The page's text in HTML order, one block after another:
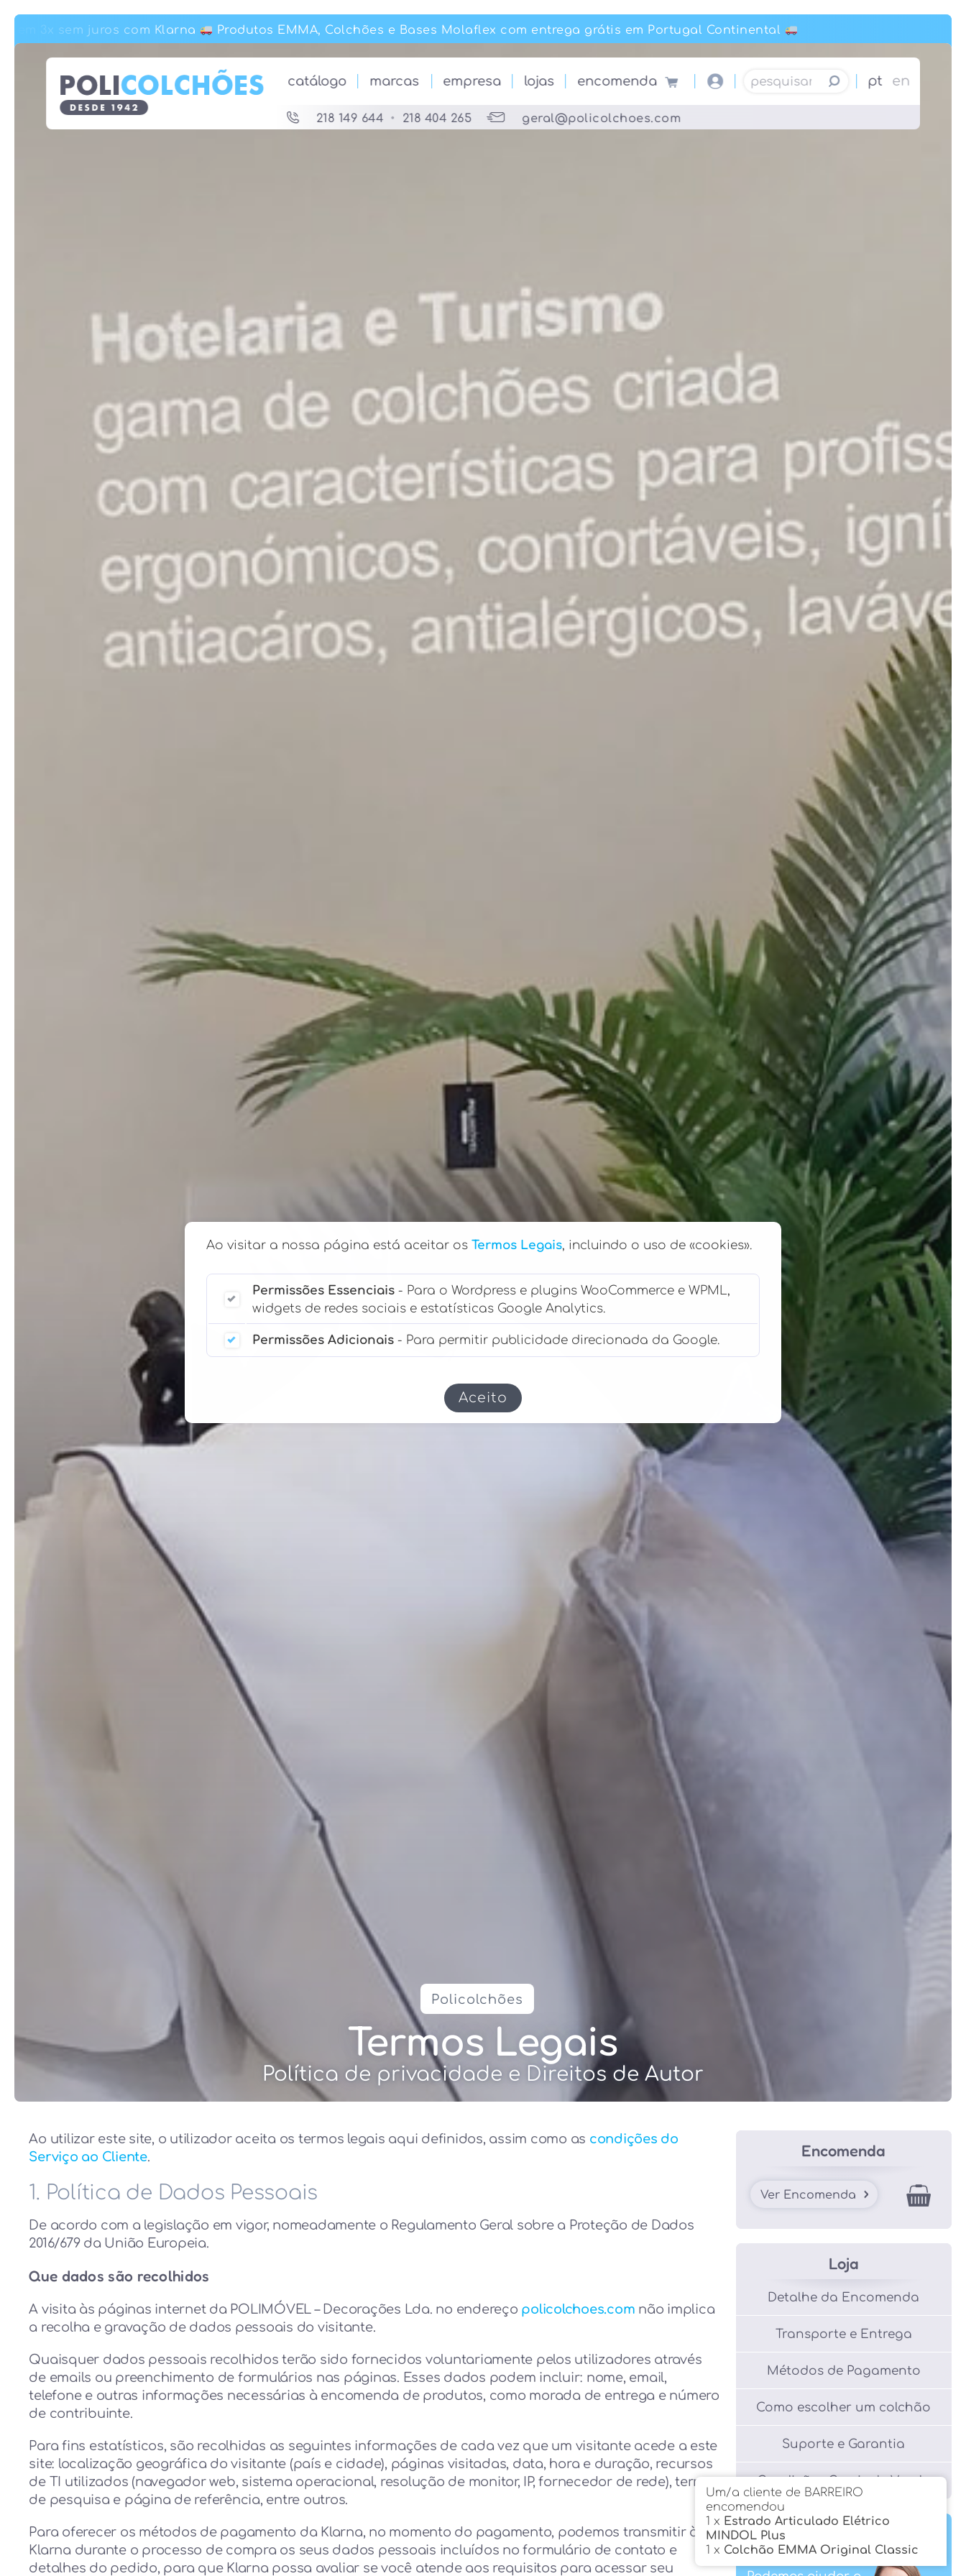
catálogo marcas empresa lojas encomenda Pesquisar por: pt en
218 149 644 • 218 404 265 geral@policolchoes.com
3x sem juros com Klarna Produtos EMMA, Colchões e Bases Molaflex com entrega grátis em Portugal Continental
3x sem juros com Klarna Produtos EMMA, Colchões e Bases Molaflex com entrega grátis em Portugal Continental
Policolchões
Termos Legais
Política de privacidade e Direitos de Autor
Ao utilizar este site, o utilizador aceita os termos legais aqui definidos, assim como as condições do
Serviço ao Cliente.
1. Política de Dados Pessoais
De acordo com a legislação em vigor, nomeadamente o Regulamento Geral sobre a Proteção de Dados
2016/679 da União Europeia.
Que dados são recolhidos
A visita às páginas internet da POLIMÓVEL – Decorações Lda. no endereço policolchoes.com não implica
a recolha e gravação de dados pessoais do visitante.
Quaisquer dados pessoais recolhidos terão sido fornecidos voluntariamente pelos utilizadores através
de emails ou preenchimento de formulários nas páginas. Esses dados podem incluir: nome, email,
telefone e outras informações necessárias à encomenda de produtos, como morada de entrega e número
de contribuinte.
Para fins estatísticos, são recolhidas as seguintes informações de cada vez que um visitante acede a este
site: localização geográfica do visitante (país e cidade), páginas visitadas, data, hora e duração, recursos
de TI utilizados (navegador web, sistema operacional, resolução de monitor, IP, fornecedor de rede), termos
de pesquisa e página de referência, entre outros.
Para oferecer os métodos de pagamento da Klarna, no momento do pagamento, podemos transmitir à
Klarna durante o processo de compra os seus dados pessoais incluídos no formulário de contato e
detalhes do pedido, para que Klarna possa avaliar se você atende aos requisitos para acessar seu
Encomenda
Ver Encomenda
Loja
Detalhe da Encomenda
Transporte e Entrega
Métodos de Pagamento
Como escolher um colchão
Suporte e Garantia
Condições Gerais de Venda
Guia de Compras
Ao visitar a nossa página está aceitar os Termos Legais, incluindo o uso de «cookies».
Permissões Essenciais - Para o Wordpress e plugins WooCommerce e WPML,
widgets de redes sociais e estatísticas Google Analytics.
Permissões Adicionais - Para permitir publicidade direcionada da Google.
Aceito
Um/a cliente de BARREIRO
encomendou
1 x Estrado Articulado Elétrico
MINDOL Plus
1 x Colchão EMMA Original Classic